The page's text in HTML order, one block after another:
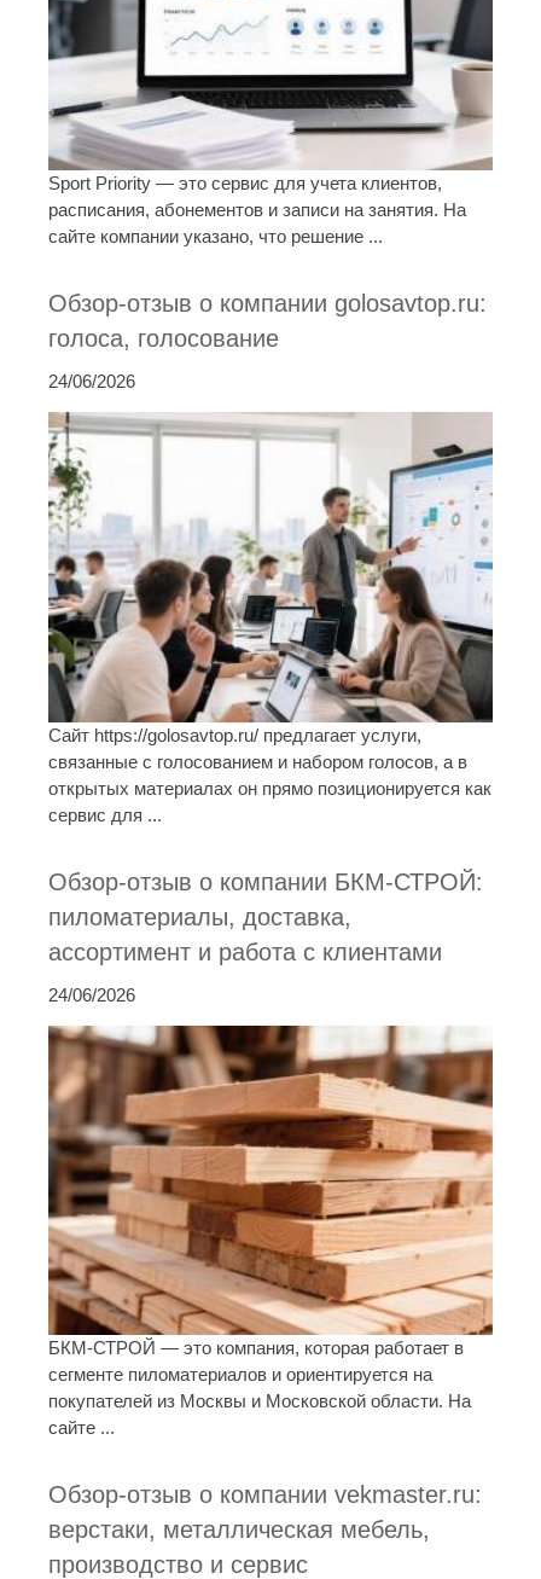
Sport Priority — это сервис для учета клиентов,
расписания, абонементов и записи на занятия. На
сайте компании указано, что решение ...
Обзор-отзыв о компании golosavtop.ru:
голоса, голосование
24/06/2026
Сайт https://golosavtop.ru/ предлагает услуги,
связанные с голосованием и набором голосов, а в
открытых материалах он прямо позиционируется как
сервис для ...
Обзор-отзыв о компании БКМ-СТРОЙ:
пиломатериалы, доставка,
ассортимент и работа с клиентами
24/06/2026
БКМ-СТРОЙ — это компания, которая работает в
сегменте пиломатериалов и ориентируется на
покупателей из Москвы и Московской области. На
сайте ...
Обзор-отзыв о компании vekmaster.ru:
верстаки, металлическая мебель,
производство и сервис